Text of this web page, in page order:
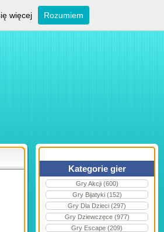
Kategorie gier
Gry Akcji (600)
Gry Bijatyki (152)
Gry Dla Dzieci (297)
Gry Dziewczęce (977)
Gry Escape (209)
więcej Rozumiem